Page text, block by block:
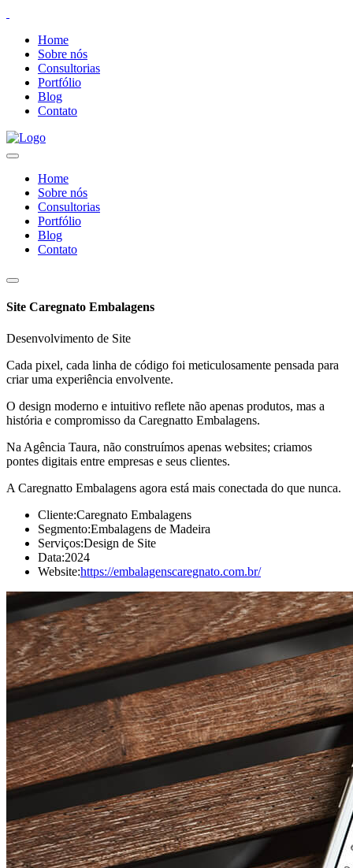
Home
Sobre nós
Consultorias
Portfólio
Blog
Contato
Home
Sobre nós
Consultorias
Portfólio
Blog
Contato
Site Caregnato Embalagens
Desenvolvimento de Site
Cada pixel, cada linha de código foi meticulosamente pensada para
criar uma experiência envolvente.
O design moderno e intuitivo reflete não apenas produtos, mas a
história e compromisso da Caregnatto Embalagens.
Na Agência Taura, não construímos apenas websites; criamos
pontes digitais entre empresas e seus clientes.
A Caregnatto Embalagens agora está mais conectada do que nunca.
Cliente:Caregnato Embalagens
Segmento:Embalagens de Madeira
Serviços:Design de Site
Data:2024
Website:https://embalagenscaregnato.com.br/